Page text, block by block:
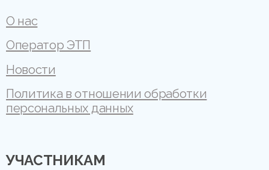
О нас
Оператор ЭТП
Новости
Политика в отношении обработки
персональных данных
УЧАСТНИКАМ